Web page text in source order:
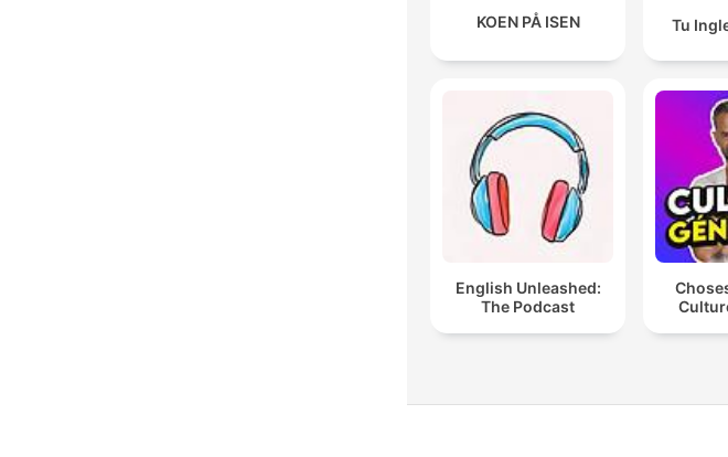
KOEN PÅ ISEN Tu
English Unleashed:
The Podcast